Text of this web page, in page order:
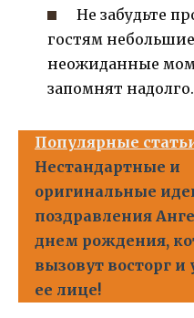
Не забудьте
гостям
неожиданные
запомнят надолго.
Популярные
Нестандартные и
оригинальные
поздравления
днем рождения,
вызовут восторг и
ее лице!